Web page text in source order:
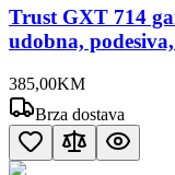
Trust GXT 714
udobna,
385,00KM
Brza dostava